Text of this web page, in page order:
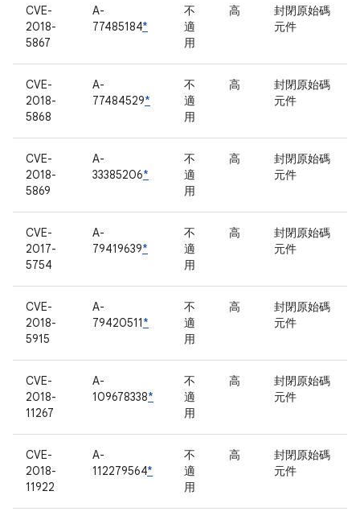
CVE-
2018-
5867
A-
77485184*
不
適
用
高
封閉原始碼
元件
CVE-
2018-
5868
A-
77484529*
不
適
用
高
封閉原始碼
元件
CVE-
2018-
5869
A-
33385206*
不
適
用
高
封閉原始碼
元件
CVE-
2017-
5754
A-
79419639*
不
適
用
高
封閉原始碼
元件
CVE-
2018-
5915
A-
79420511*
不
適
用
高
封閉原始碼
元件
CVE-
2018-
11267
A-
109678338*
不
適
用
高
封閉原始碼
元件
CVE-
2018-
11922
A-
112279564*
不
適
用
高
封閉原始碼
元件